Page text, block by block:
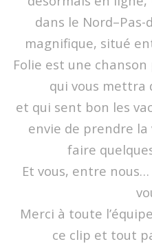
dans le
magnifique, situé
Folie est une
qui vous mettra
et qui sent bon les
envie de prendre
faire
Et vous, entre
Merci à toute
ce clip et tout